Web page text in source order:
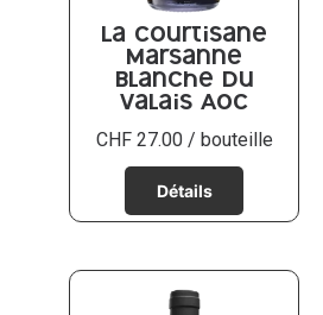
La Courtisane
Marsanne
blanche du
Valais AOC
CHF27.00 / bouteille